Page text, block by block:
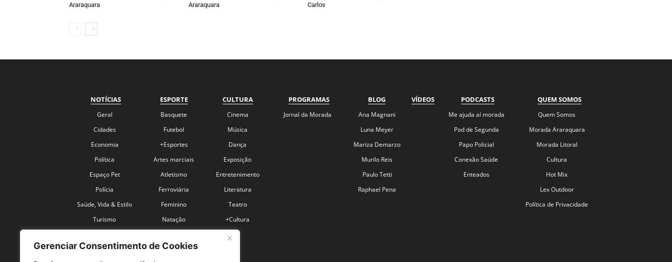
Gerenciar Consentimento de Cookies
Araraquara
Araraquara
Carlos
NOTÍCIAS
Geral
Cidades
Economia
Política
Espaço Pet
Polícia
Saúde, Vida & Estilo
Turismo
ESPORTE
Basquete
Futebol
+Esportes
Artes marciais
Atletismo
Ferroviária
Feminino
Natação
CULTURA
Cinema
Música
Dança
Exposição
Entretenimento
Literatura
Teatro
+Cultura
PROGRAMAS
Jornal da Morada
BLOG
Ana Magnani
Luna Meyer
Mariza Demarzo
Murilo Reis
Paulo Tetti
Raphael Pena
VÍDEOS PODCASTS
Me ajuda aí morada
Pod de Segunda
Papo Policial
Conexão Saúde
Enteados
QUEM SOMOS
Quem Somos
Morada Araraquara
Morada Litoral
Cultura
Hot Mix
Lex Outdoor
Política de Privacidade